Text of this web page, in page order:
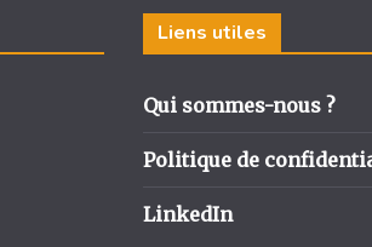
Liens utiles
Qui sommes-nous ?
Politique de
LinkedIn